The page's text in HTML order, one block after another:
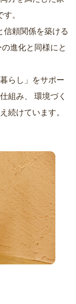
。
信頼関係を築ける
らし」をサポー
組み、
続けています。